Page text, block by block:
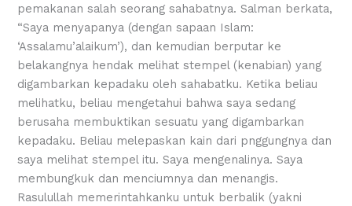
pemakanan salah seorang sahabatnya. Salman berkata,
“Saya menyapanya (dengan sapaan Islam:
‘Assalamu’alaikum’), dan kemudian berputar ke
belakangnya hendak melihat stempel (kenabian) yang
digambarkan kepadaku oleh sahabatku. Ketika beliau
melihatku, beliau mengetahui bahwa saya sedang
berusaha membuktikan sesuatu yang digambarkan
kepadaku. Beliau melepaskan kain dari pnggungnya dan
saya melihat stempel itu. Saya mengenalinya. Saya
membungkuk dan menciumnya dan menangis.
Rasulullah memerintahkanku untuk berbalik (yakni